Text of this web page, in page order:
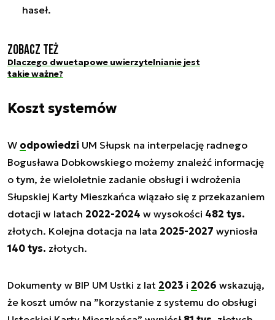
haseł.
Zobacz też
Dlaczego dwuetapowe uwierzytelnianie jest
takie ważne?
Koszt systemów
W odpowiedzi UM Słupsk na interpelację radnego
Bogusława Dobkowskiego możemy znależć informację
o tym, że wieloletnie zadanie obsługi i wdrożenia
Słupskiej Karty Mieszkańca wiązało się z przekazaniem
dotacji w latach 2022-2024 w wysokości 482 tys.
złotych. Kolejna dotacja na lata 2025-2027 wyniosła
140 tys. złotych.
Dokumenty w BIP UM Ustki z lat 2023 i 2026 wskazują,
że koszt umów na ”korzystanie z systemu do obsługi